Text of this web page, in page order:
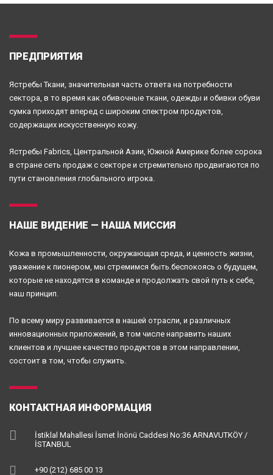
ПРЕДПРИЯТИЯ
Ястребы Ткани, значительная часть ответа на потребности
сектора, в то время как обивочные ткани, одежды и обивки обуви
сумка приходят вперед с широким спектром продуктов,
содержащих искусственную кожу.
Ястребы Fabrics, Центральной Азии, Южной Америке более сорока
в стране сеть продаж с секторе и стремительно продвигаются по
пути становления глобального игрока.
НАШЕ ВИДЕНИЕ — НАША МИССИЯ
Кожа в промышленности, окружающая среда, и ценность жизни,
уважение к пионером, мы стремимся быть.беспокоясь о будущем,
которые не находятся в команде и продолжать свой путь к себе,
наш принцип.
По всему миру развивается в нашей отрасли, и различных
инновационных приложений, в том числе направить наших
клиентов и лучшее качество продуктов в этом направлении,
состоит в том, чтобы служить.
КОНТАКТНАЯ ИНФОРМАЦИЯ
İstiklal Mahallesi İsmet İnönü Caddesi No:36 ARNAVUTKÖY /
İSTANBUL
+90 (212) 685 00 13